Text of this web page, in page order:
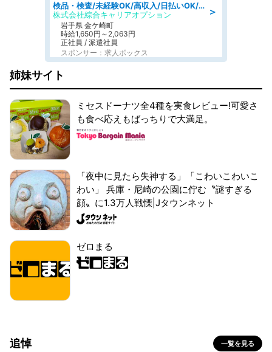
＞
検品・検査/未経験OK/高収入/日払いOK/交替制/20・30・40代活躍中
株式会社綜合キャリアオプション
岩手県 金ケ崎町
時給1,650円～2,063円
正社員 / 派遣社員
スポンサー：求人ボックス
姉妹サイト
ミセスドーナツ全4種を実食レビュー!可愛さ
も食べ応えもばっちりで大満足。
「夜中に見たら失神する」「こわいこわいこ
わい」 兵庫・尼崎の公園に佇む〝謎すぎる
顔〟に1.3万人戦慄|Jタウンネット
ゼロまる
追悼 一覧を見る